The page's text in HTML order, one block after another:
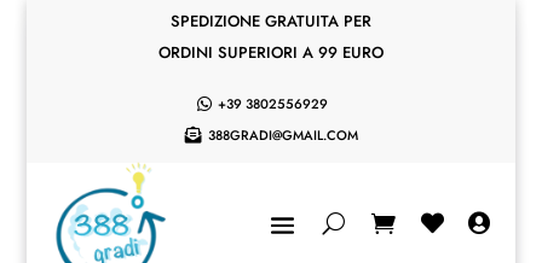
SPEDIZIONE GRATUITA PER
ORDINI SUPERIORI A 99 EURO
 +39 3802556929
 388GRADI@GMAIL.COM
 